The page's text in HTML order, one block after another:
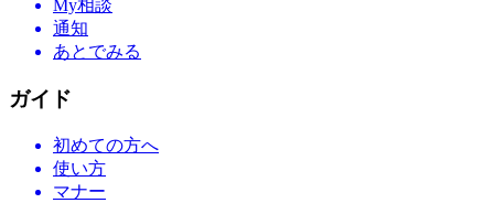
My相談
通知
あとでみる
ガイド
初めての方へ
使い方
マナー